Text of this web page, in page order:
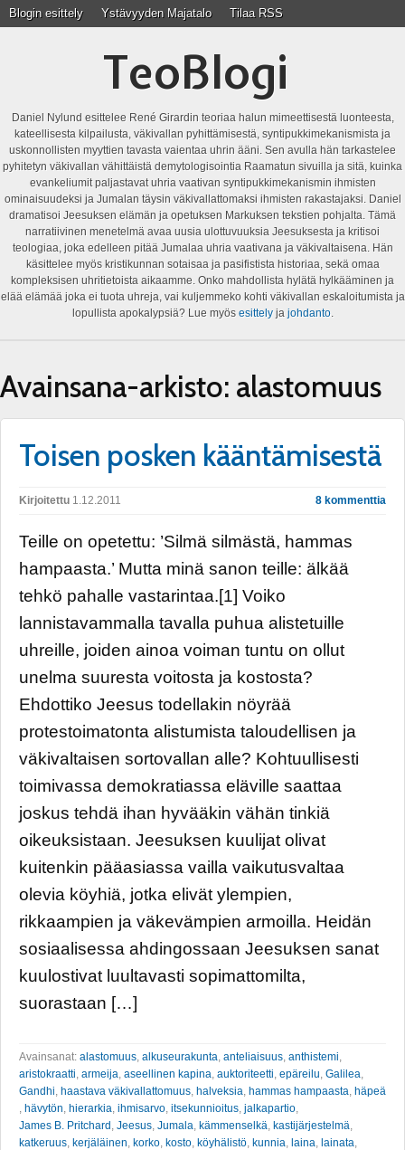
Blogin esittely Ystävyyden Majatalo Tilaa RSS
TeoBlogi
Daniel Nylund esittelee René Girardin teoriaa halun mimeettisestä luonteesta,
kateellisesta kilpailusta, väkivallan pyhittämisestä, syntipukkimekanismista ja
uskonnollisten myyttien tavasta vaientaa uhrin ääni. Sen avulla hän tarkastelee
pyhitetyn väkivallan vähittäistä demytologisointia Raamatun sivuilla ja sitä, kuinka
evankeliumit paljastavat uhria vaativan syntipukkimekanismin ihmisten
ominaisuudeksi ja Jumalan täysin väkivallattomaksi ihmisten rakastajaksi. Daniel
dramatisoi Jeesuksen elämän ja opetuksen Markuksen tekstien pohjalta. Tämä
narratiivinen menetelmä avaa uusia ulottuvuuksia Jeesuksesta ja kritisoi
teologiaa, joka edelleen pitää Jumalaa uhria vaativana ja väkivaltaisena. Hän
käsittelee myös kristikunnan sotaisaa ja pasifistista historiaa, sekä omaa
kompleksisen uhritietoista aikaamme. Onko mahdollista hylätä hylkääminen ja
elää elämää joka ei tuota uhreja, vai kuljemmeko kohti väkivallan eskaloitumista ja
lopullista apokalypsiä? Lue myös esittelyja johdanto.
Avainsana-arkisto: alastomuus
Toisen posken kääntämisestä
Kirjoitettu 1.12.2011 8 kommenttia
Teille on opetettu: ’Silmä silmästä, hammas
hampaasta.’ Mutta minä sanon teille: älkää
tehkö pahalle vastarintaa.[1] Voiko
lannistavammalla tavalla puhua alistetuille
uhreille, joiden ainoa voiman tuntu on ollut
unelma suuresta voitosta ja kostosta?
Ehdottiko Jeesus todellakin nöyrää
protestoimatonta alistumista taloudellisen ja
väkivaltaisen sortovallan alle? Kohtuullisesti
toimivassa demokratiassa eläville saattaa
joskus tehdä ihan hyvääkin vähän tinkiä
oikeuksistaan. Jeesuksen kuulijat olivat
kuitenkin pääasiassa vailla vaikutusvaltaa
olevia köyhiä, jotka elivät ylempien,
rikkaampien ja väkevämpien armoilla. Heidän
sosiaalisessa ahdingossaan Jeesuksen sanat
kuulostivat luultavasti sopimattomilta,
suorastaan […]
Avainsanat: alastomuus alkuseurakunta anteliaisuus anthistemi
aristokraatti armeija aseellinen kapina auktoriteetti epäreilu Galilea
Gandhi haastava väkivallattomuus halveksia hammas hampaasta häpeä
hävytön hierarkia ihmisarvo itsekunnioitus jalkapartio
James B. Pritchard Jeesus Jumala kämmenselkä kastijärjestelmä
katkeruus kerjäläinen korko kosto köyhälistö kunnia laina lainata